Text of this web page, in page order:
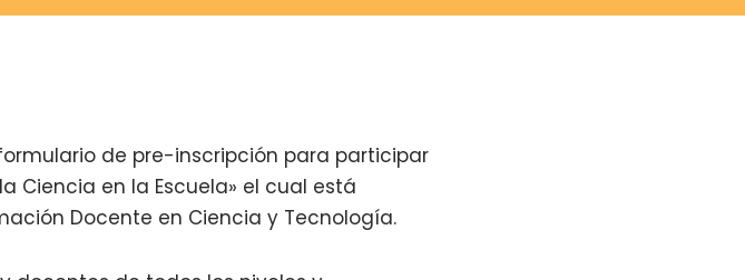
de pre-inscripción para participar
Ciencia en la Escuela» el cual está
Docente en Ciencia y Tecnología.